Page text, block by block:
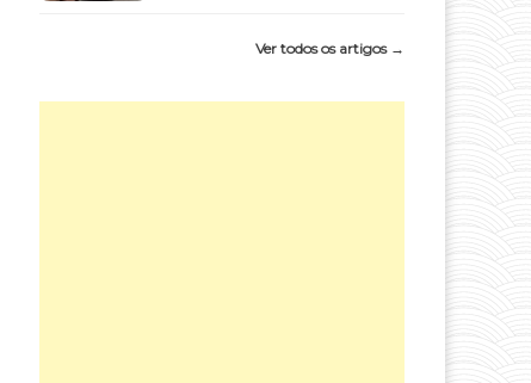
Ver todos os artigos →